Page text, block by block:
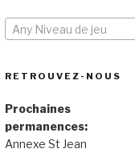
Any Niveau de jeu
RETROUVEZ-NOUS
Prochaines
permanences:
Annexe St Jean